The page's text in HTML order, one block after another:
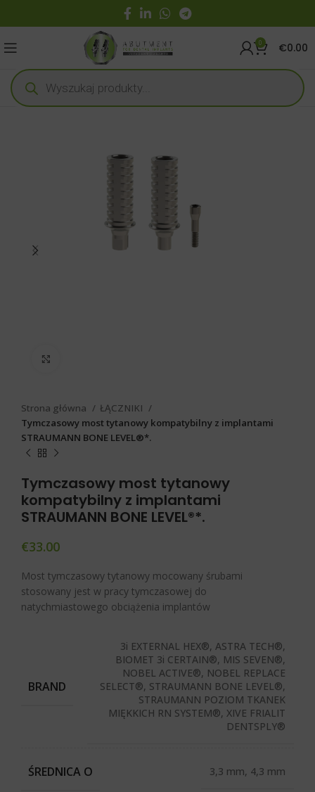
0 €0.00
Strona główna
ŁĄCZNIKI
Tymczasowy most tytanowy kompatybilny z implantami
STRAUMANN BONE LEVEL®*.
Tymczasowy most tytanowy
kompatybilny z implantami
STRAUMANN BONE LEVEL®*.
€33.00
Most tymczasowy tytanowy mocowany śrubami
stosowany jest w pracy tymczasowej do
natychmiastowego obciążenia implantów
BRAND
3i EXTERNAL HEX®, ASTRA TECH®,
BIOMET 3i CERTAIN®, MIS SEVEN®,
NOBEL ACTIVE®, NOBEL REPLACE
SELECT®, STRAUMANN BONE LEVEL®,
STRAUMANN POZIOM TKANEK
MIĘKKICH RN SYSTEM®, XIVE FRIALIT
DENTSPLY®
ŚREDNICA O 3,3 mm, 4,3 mm